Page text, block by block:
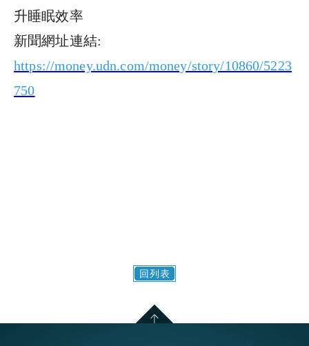
升睡眠效率
新聞網址連結:
https://money.udn.com/money/story/10860/5223
750
回列表